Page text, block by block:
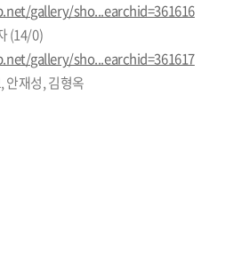
gallery/sho...earchid=361616
(14/0)
gallery/sho...earchid=361617
안재성, 김형옥